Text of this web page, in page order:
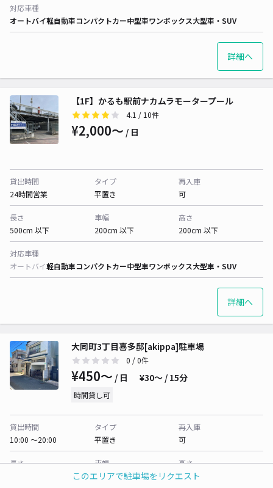
このエリアで駐車場をリクエスト
対応車種
オートバイ軽自動車コンパクトカー中型車ワンボックス大型車・SUV
詳細へ
【1F】かるも駅前ナカムラモータープール
4.1 / 10件
¥2,000〜 / 日
貸出時間
24時間営業
タイプ
平置き
再入庫
可
長さ
500cm 以下
車幅
200cm 以下
高さ
200cm 以下
対応車種
オートバイ軽自動車コンパクトカー中型車ワンボックス大型車・SUV
詳細へ
大同町3丁目喜多邸[akippa]駐車場
0 / 0件
¥450〜 / 日 ¥30〜 / 15分
時間貸し可
貸出時間
10:00 〜20:00
タイプ
平置き
再入庫
可
長さ
車幅
170cm 以下
高さ
160cm 以下